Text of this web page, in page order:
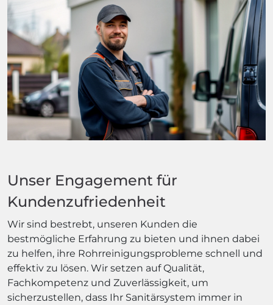
Unser Engagement für
Kundenzufriedenheit
Wir sind bestrebt, unseren Kunden die
bestmögliche Erfahrung zu bieten und ihnen dabei
zu helfen, ihre Rohrreinigungsprobleme schnell und
effektiv zu lösen. Wir setzen auf Qualität,
Fachkompetenz und Zuverlässigkeit, um
sicherzustellen, dass Ihr Sanitärsystem immer in